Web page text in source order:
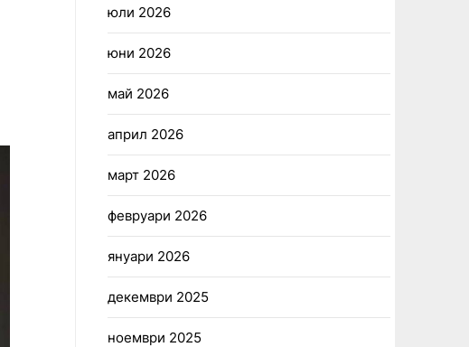
юли 2026
юни 2026
май 2026
април 2026
март 2026
февруари 2026
януари 2026
декември 2025
ноември 2025